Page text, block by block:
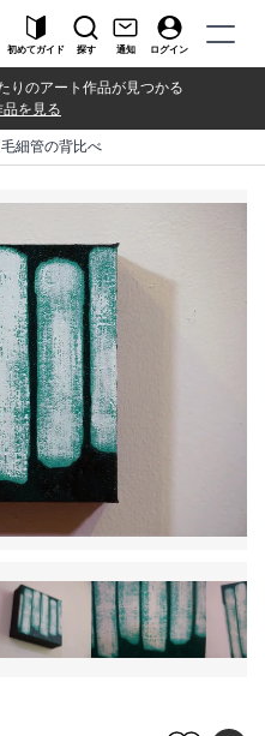
初めてガイド 探す 通知 ログイン
りのアート作品が見つかる
を見る
毛細管の背比べ